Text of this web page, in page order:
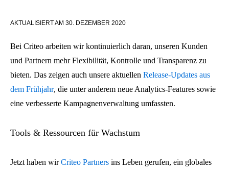
AKTUALISIERT AM 30. DEZEMBER 2020
Bei Criteo arbeiten wir kontinuierlich daran, unseren Kunden
und Partnern mehr Flexibilität, Kontrolle und Transparenz zu
bieten. Das zeigen auch unsere aktuellen Release-Updates aus
dem Frühjahr, die unter anderem neue Analytics-Features sowie
eine verbesserte Kampagnenverwaltung umfassten.
Tools & Ressourcen für Wachstum
Jetzt haben wirCriteo Partners ins Leben gerufen, ein globales